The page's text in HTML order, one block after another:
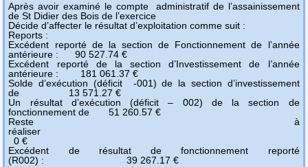
Après avoir examiné le compte administratif de l’assainissement
de St Didier des Bois de l’exercice
Décide d’affecter le résultat d’exploitation comme suit :
Reports :
Excédent reporté de la section de Fonctionnement de l’année
antérieure : 90 527.74 €
Excédent reporté de la section d’Investissement de l’année
antérieure : 181 061.37 €
Solde d’exécution (déficit -001) de la section d’investissement
de 13 571.27 €
Un résultat d’exécution (déficit – 002) de la section de
fonctionnement de 51 260.57 €
Reste à
0 €
Excédent de résultat de fonctionnement reporté
(R002) : 39 267.17 €